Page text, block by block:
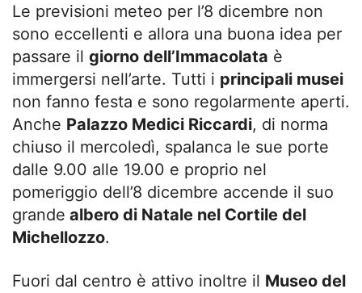
Le previsioni meteo per l’8 dicembre non
sono eccellenti e allora una buona idea per
passare il giorno dell’Immacolata è
immergersi nell’arte. Tutti i principali musei
non fanno festa e sono regolarmente aperti.
Anche Palazzo Medici Riccardi, di norma
chiuso il mercoledì, spalanca le sue porte
dalle 9.00 alle 19.00 e proprio nel
pomeriggio dell’8 dicembre accende il suo
grande albero di Natale nel Cortile del
Michellozzo.
Fuori dal centro è attivo inoltre il Museo del